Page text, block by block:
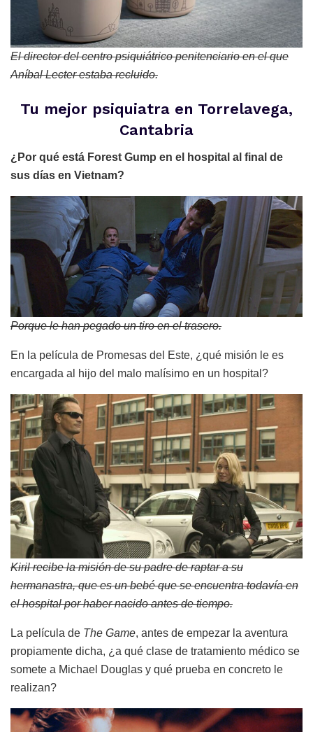
El director del centro psiquiátrico penitenciario en el que
Aníbal Lecter estaba recluido.
Tu mejor psiquiatra en Torrelavega,
Cantabria
¿Por qué está Forest Gump en el hospital al final de
sus días en Vietnam?
Porque le han pegado un tiro en el trasero.
En la película de Promesas del Este, ¿qué misión le es
encargada al hijo del malo malísimo en un hospital?
Kiril recibe la misión de su padre de raptar a su
hermanastra, que es un bebé que se encuentra todavía en
el hospital por haber nacido antes de tiempo.
La película de The Game, antes de empezar la aventura
propiamente dicha, ¿a qué clase de tratamiento médico se
somete a Michael Douglas y qué prueba en concreto le
realizan?